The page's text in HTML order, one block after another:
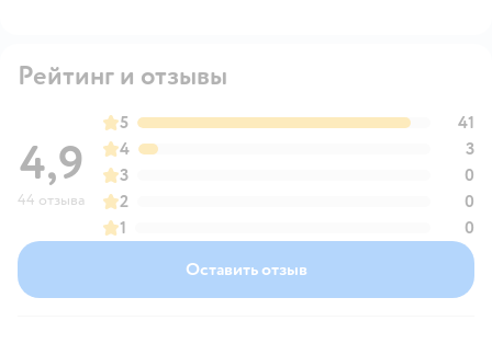
Рейтинг и отзывы
4,9
44 отзыва
5
41
4
3
3
0
2
0
1
0
Оставить отзыв